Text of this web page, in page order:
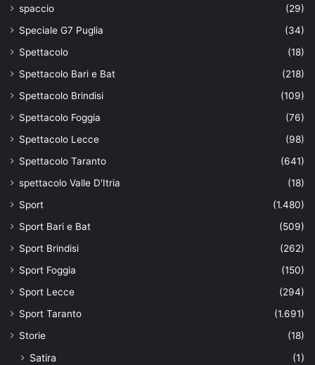
spaccio
(29)
Speciale G7 Puglia
(34)
Spettacolo
(18)
Spettacolo Bari e Bat
(218)
Spettacolo Brindisi
(109)
Spettacolo Foggia
(76)
Spettacolo Lecce
(98)
Spettacolo Taranto
(641)
spettacolo Valle D'Itria
(18)
Sport
(1.480)
Sport Bari e Bat
(509)
Sport Brindisi
(262)
Sport Foggia
(150)
Sport Lecce
(294)
Sport Taranto
(1.691)
Storie
(18)
Satira (1)